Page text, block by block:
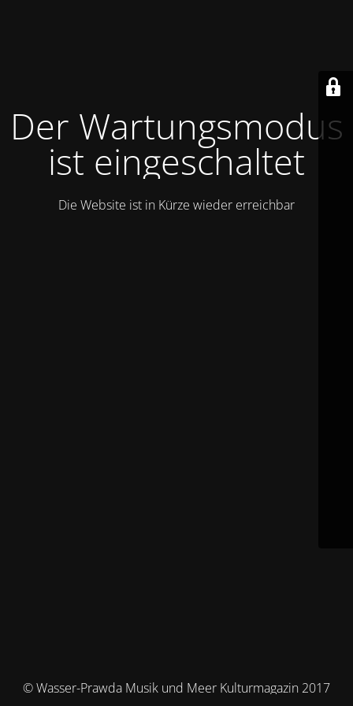
Der Wartungsmodus
ist eingeschaltet
Die Website ist in Kürze wieder erreichbar
© Wasser-Prawda Musik und Meer Kulturmagazin 2017